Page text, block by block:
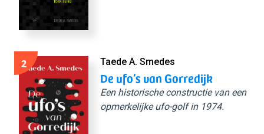
2 Taede A. Smedes
De ufo’s van Gorredijk
Een historische constructie van een
opmerkelijke ufo-golf in 1974.